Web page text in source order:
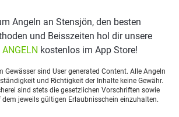
Angeln an Stensjön, den besten
und Beisszeiten hol dir unsere
kostenlos im App Store!
Gewässer sind User generated Content. Alle Angeln
und Richtigkeit der Inhalte keine Gewähr.
sind stets die gesetzlichen Vorschriften sowie
jeweils gültigen Erlaubnisschein einzuhalten.